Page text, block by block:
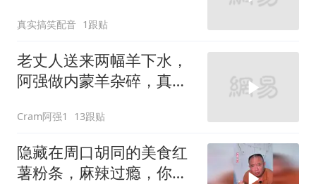
真实搞笑配音 1跟贴
老丈人送来两幅羊下水，
阿强做内蒙羊杂碎，真的
Cram阿强1 13跟贴
隐藏在周口胡同的美食红
薯粉条，麻辣过瘾，你来